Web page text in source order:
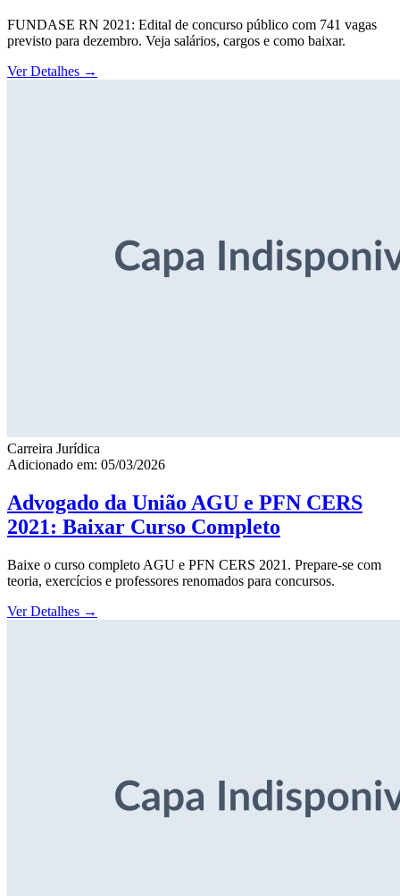
FUNDASE RN 2021: Edital de concurso público com 741 vagas
previsto para dezembro. Veja salários, cargos e como baixar.
Ver Detalhes →
Carreira Jurídica
Adicionado em: 05/03/2026
Advogado da União AGU e PFN CERS
2021: Baixar Curso Completo
Baixe o curso completo AGU e PFN CERS 2021. Prepare-se com
teoria, exercícios e professores renomados para concursos.
Ver Detalhes →